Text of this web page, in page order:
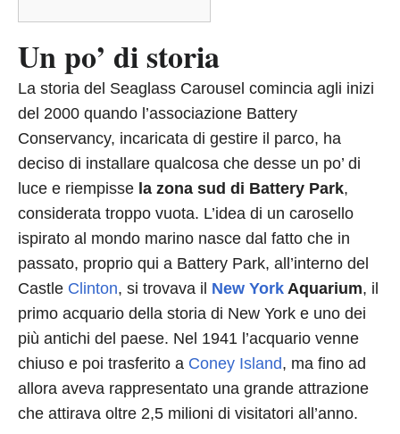
Un po’ di storia
La storia del Seaglass Carousel comincia agli inizi
del 2000 quando l’associazione Battery
Conservancy, incaricata di gestire il parco, ha
deciso di installare qualcosa che desse un po’ di
luce e riempisse la zona sud di Battery Park,
considerata troppo vuota. L’idea di un carosello
ispirato al mondo marino nasce dal fatto che in
passato, proprio qui a Battery Park, all’interno del
Castle Clinton, si trovava il New York Aquarium, il
primo acquario della storia di New York e uno dei
più antichi del paese. Nel 1941 l’acquario venne
chiuso e poi trasferito a Coney Island, ma fino ad
allora aveva rappresentato una grande attrazione
che attirava oltre 2,5 milioni di visitatori all’anno.